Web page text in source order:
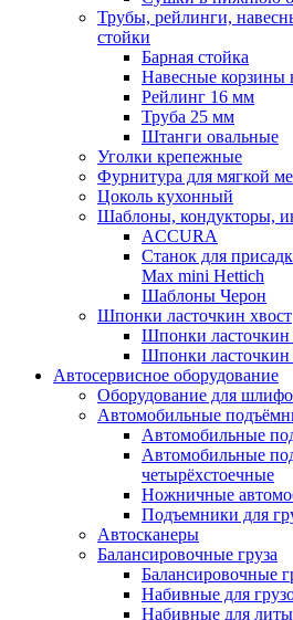
Трубы, рейлинги,
стойки
Барная стойка
Навесные корзины
Рейлинг 16 мм
Труба 25 мм
Штанги овальные
Уголки крепежные
Фурнитура для мягкой
Цоколь кухонный
Шаблоны, кондукторы,
ACCURA
Станок для
Max mini Hettich
Шаблоны Черон
Шпонки ласточкин хвост
Шпонки ласточкин
Шпонки
Автосервисное оборудование
Оборудование для
Автомобильные
Автомобильные
Автомобильные
четырёхстоечные
Ножничные
Подъемники для
Автосканеры
Балансировочные груза
Балансировочные
Набивные для
Набивные для